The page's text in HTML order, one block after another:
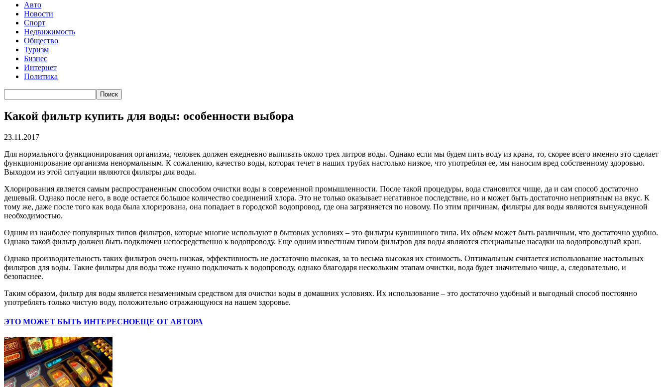
Авто
Новости
Спорт
Недвижимость
Общество
Туризм
Бизнес
Интернет
Политика
Какой фильтр купить для воды: особенности выбора
23.11.2017
Для нормального функционирования организма, человек должен ежедневно выпивать около трех литров воды. Однако если мы будем пить воду из крана, то, скорее всего именно это сделает
функционирование организма ненормальным. К сожалению, качество воды, которая течет в наших трубах настолько низкое, что употребляя ее, мы наносим вред собственному здоровью.
Выходом из этой ситуации являются фильтры для воды.
Хлорирования является самым распространенным способом очистки воды в современной промышленности. После такой процедуры, вода становится чище, да и сам способ достаточно
дешевый. Однако после него, в воде остается большое количество соединений хлора. Это не только оказывает негативное последствие, но и может быть достаточно неприятным на вкус. К
тому же, даже после того как вода была хлорирована, она попадает в городской водопровод, где она загрязняется по новому. По этим причинам, фильтры для воды являются вынужденной
необходимостью.
Одним из наиболее популярных типов фильтров, которые многие используют в бытовых условиях – это фильтры кувшинного типа. Их объем может быть различным, что достаточно удобно.
Однако такой фильтр должен быть подключен непосредственно к водопроводу. Еще одним известным типом фильтров для воды являются специальные насадки на водопроводный кран.
Однако производительность таких фильтров очень низкая, эффективность не достаточно высокая, за то весьма высокая их стоимость. Оптимальным считается использование настольных
фильтров для воды. Такие фильтры для воды тоже нужно подключать к водопроводу, однако благодаря нескольким этапам очистки, вода будет значительно чище, а, следовательно, и
безопаснее.
Таким образом, фильтр для воды является незаменимым средством для очистки воды в домашних условиях. Их использование – это достаточно удобный и выгодный способ постоянно
употреблять только чистую воду, положительно отражающуюся на нашем здоровье.
ЭТО МОЖЕТ БЫТЬ ИНТЕРЕСНОЕЩЕ ОТ АВТОРА